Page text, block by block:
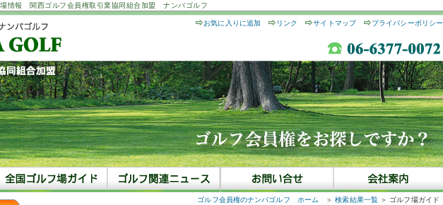
場情報 関西ゴルフ会員権取引業協同組合加盟 ナンバゴルフ
お気に入りに追加 リンク サイトマップ プライバシーポリシー
ゴルフ会員権のナンバゴルフ ホーム ＞検索結果一覧＞ ゴルフ場ガイド